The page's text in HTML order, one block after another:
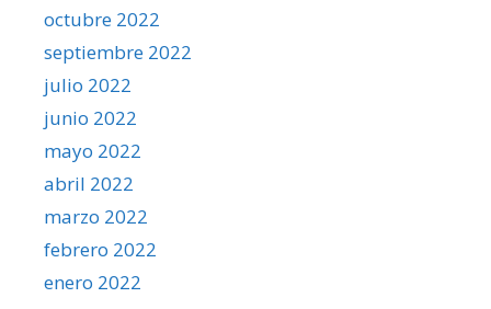
octubre 2022
septiembre 2022
julio 2022
junio 2022
mayo 2022
abril 2022
marzo 2022
febrero 2022
enero 2022